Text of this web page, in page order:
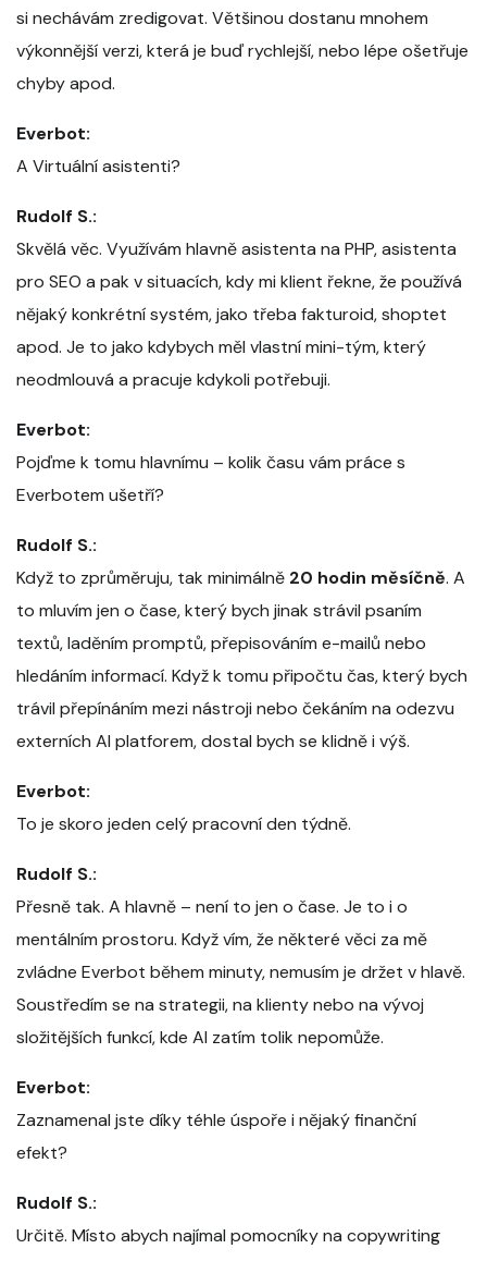
si nechávám zredigovat. Většinou dostanu mnohem
výkonnější verzi, která je buď rychlejší, nebo lépe ošetřuje
chyby apod.
Everbot:
A Virtuální asistenti?
Rudolf S.:
Skvělá věc. Využívám hlavně asistenta na PHP, asistenta
pro SEO a pak v situacích, kdy mi klient řekne, že používá
nějaký konkrétní systém, jako třeba fakturoid, shoptet
apod. Je to jako kdybych měl vlastní mini-tým, který
neodmlouvá a pracuje kdykoli potřebuji.
Everbot:
Pojďme k tomu hlavnímu – kolik času vám práce s
Everbotem ušetří?
Rudolf S.:
Když to zprůměruju, tak minimálně 20 hodin měsíčně. A
to mluvím jen o čase, který bych jinak strávil psaním
textů, laděním promptů, přepisováním e-mailů nebo
hledáním informací. Když k tomu připočtu čas, který bych
trávil přepínáním mezi nástroji nebo čekáním na odezvu
externích AI platforem, dostal bych se klidně i výš.
Everbot:
To je skoro jeden celý pracovní den týdně.
Rudolf S.:
Přesně tak. A hlavně – není to jen o čase. Je to i o
mentálním prostoru. Když vím, že některé věci za mě
zvládne Everbot během minuty, nemusím je držet v hlavě.
Soustředím se na strategii, na klienty nebo na vývoj
složitějších funkcí, kde AI zatím tolik nepomůže.
Everbot:
Zaznamenal jste díky téhle úspoře i nějaký finanční
efekt?
Rudolf S.:
Určitě. Místo abych najímal pomocníky na copywriting